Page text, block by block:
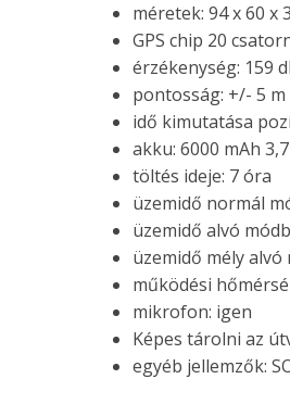
méretek: 94 x 60 x
GPS chip 20
érzékenység: 159
pontosság: +/- 5 m
idő kimutatása
akku: 6000 mAh
töltés ideje: 7 óra
üzemidő normál
üzemidő alvó
üzemidő mély alvó
működési
mikrofon: igen
Képes tárolni az
egyéb jellemzők: